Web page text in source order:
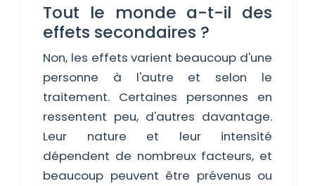
Tout le monde a-t-il des
effets secondaires ?
Non, les effets varient beaucoup d'une
personne à l'autre et selon le
traitement. Certaines personnes en
ressentent peu, d'autres davantage.
Leur nature et leur intensité
dépendent de nombreux facteurs, et
beaucoup peuvent être prévenus ou